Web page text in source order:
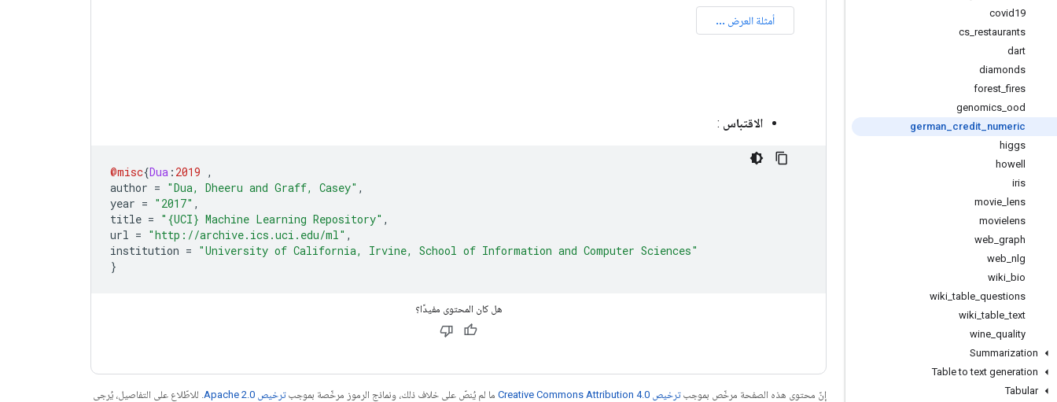
covid19
cs restaurants
dart
diamonds
forest _fires
genomics ood
german credit numeric
higgs
howell
iris
movie lens
movielens
web graph
web nlg
wiki bio
wiki _table questions
wiki _table _text
wine quality
Summarization
Table to text generation
Tabular
الاقتباس :
@misc{Dua : 2019 ,
author = "Dua, Dheeru and Graff, Casey" ,
year = "2017" ,
title = "{UCI} Machine Learning Repository" ,
url = "http://archive.ics.uci.edu/ml" ,
institution = "University of California, Irvine, School of Information and Computer Sciences"
}
هل كان المحتوى مفيدًا؟
إنّ محتوى هذه الصفحة مرخّص بموجبترخيص Creative Commons Attribution 4.0‏ ما لم يُنصّ على خلاف ذلك، ونماذج الرموز مرخّصة بموجبترخيص Apache 2.0‏
. للاطّلاع على التفاصيل، يُرجى